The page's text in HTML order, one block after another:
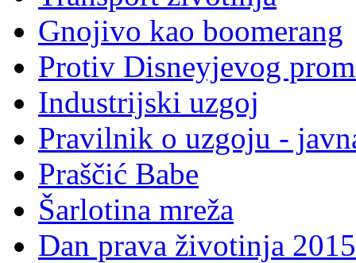
Gnojivo kao boomerang
Protiv Disneyjevog
Industrijski uzgoj
Pravilnik o uzgoju -
Praščić Babe
Šarlotina mreža
Dan prava životinja